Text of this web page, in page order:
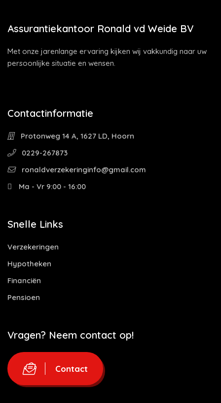
Assurantiekantoor Ronald vd Weide BV
Met onze jarenlange ervaring kijken wij vakkundig naar uw
persoonlijke situatie en wensen.
Contactinformatie
Protonweg 14 A, 1627 LD, Hoorn
0229-267873
ronaldverzekeringinfo@gmail.com
Ma - Vr 9:00 - 16:00
Snelle Links
Verzekeringen
Hypotheken
Financiën
Pensioen
Vragen? Neem contact op!
Contact